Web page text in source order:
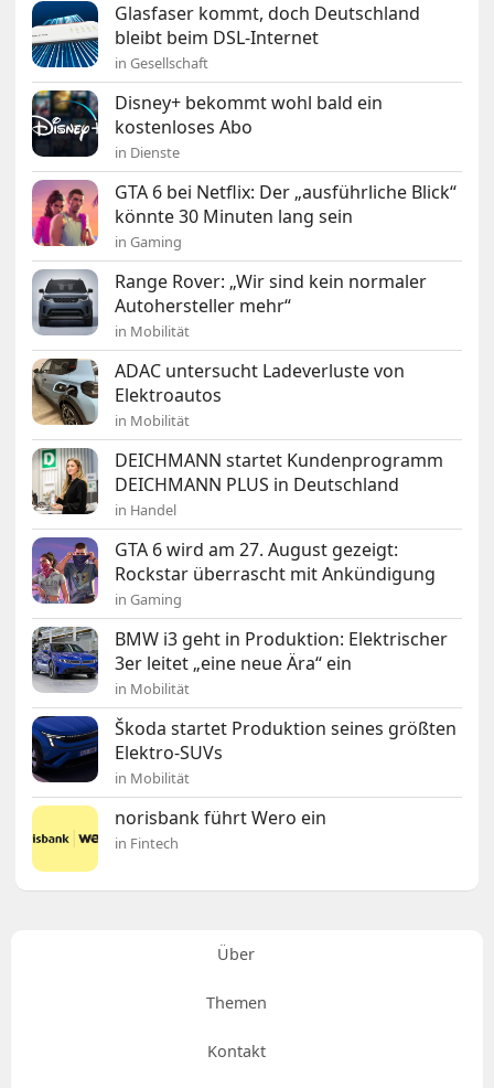
Glasfaser kommt, doch Deutschland
bleibt beim DSL-Internet
in Gesellschaft
Disney+ bekommt wohl bald ein
kostenloses Abo
in Dienste
GTA 6 bei Netflix: Der „ausführliche Blick“
könnte 30 Minuten lang sein
in Gaming
Range Rover: „Wir sind kein normaler
Autohersteller mehr“
in Mobilität
ADAC untersucht Ladeverluste von
Elektroautos
in Mobilität
DEICHMANN startet Kundenprogramm
DEICHMANN PLUS in Deutschland
in Handel
GTA 6 wird am 27. August gezeigt:
Rockstar überrascht mit Ankündigung
in Gaming
BMW i3 geht in Produktion: Elektrischer
3er leitet „eine neue Ära“ ein
in Mobilität
Škoda startet Produktion seines größten
Elektro-SUVs
in Mobilität
norisbank führt Wero ein
in Fintech
Über
Themen
Kontakt